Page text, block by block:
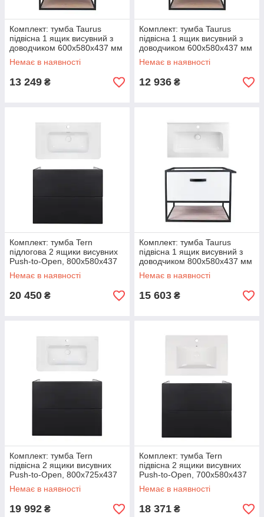
Комплект: тумба Taurus
підвісна 1 ящик висувний з
доводчиком 600х580х437 мм
Whitish OAK + раковина
Albatross
Немає в наявності
13 249 ₴
Комплект: тумба Taurus
підвісна 1 ящик висувний з
доводчиком 600х580х437 мм
Whitish OAK + раковина
Albatross
Немає в наявності
12 936 ₴
Комплект: тумба Tern
підлогова 2 ящики висувних
Push-to-Open, 800х580х437
мм Matt Black + раковина
Albatross
Немає в наявності
20 450 ₴
Комплект: тумба Taurus
підвісна 1 ящик висувний з
доводчиком 800х580х437 мм
White/Whitish OAK + раковина
Немає в наявності
15 603 ₴
Комплект: тумба Tern
підвісна 2 ящики висувних
Push-to-Open, 800х725х437
мм Matt Black + раковина
Albatross 9H
Немає в наявності
19 992 ₴
Комплект: тумба Tern
підвісна 2 ящики висувних
Push-to-Open, 700х580х437
мм Matt Black + раковина
Albatross
Немає в наявності
18 371 ₴